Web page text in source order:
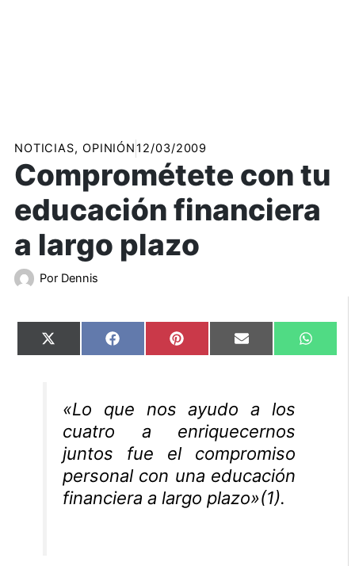
NOTICIAS, OPINIÓN12/03/2009
Comprométete con tu
educación financiera
a largo plazo
Por Dennis
Compartir
en
X
(Twitter)
Compartir
en
Facebook Compartir
en
Pinterest Compartir
en
Email
en
«Lo que nos ayudo a los
cuatro a enriquecernos
juntos fue el compromiso
personal con una educación
financiera a largo plazo»(1).